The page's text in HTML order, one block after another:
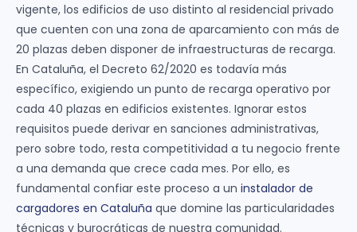
vigente, los edificios de uso distinto al residencial privado
que cuenten con una zona de aparcamiento con más de
20 plazas deben disponer de infraestructuras de recarga.
En Cataluña, el Decreto 62/2020 es todavía más
específico, exigiendo un punto de recarga operativo por
cada 40 plazas en edificios existentes. Ignorar estos
requisitos puede derivar en sanciones administrativas,
pero sobre todo, resta competitividad a tu negocio frente
a una demanda que crece cada mes. Por ello, es
fundamental confiar este proceso a un instalador de
cargadores en Cataluña que domine las particularidades
técnicas y burocráticas de nuestra comunidad.